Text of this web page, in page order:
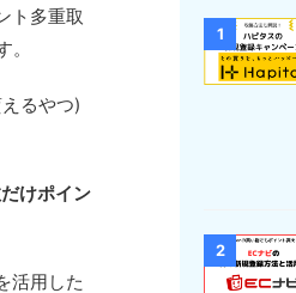
ト多重取
るやつ)
けポイン
活用した
1
2